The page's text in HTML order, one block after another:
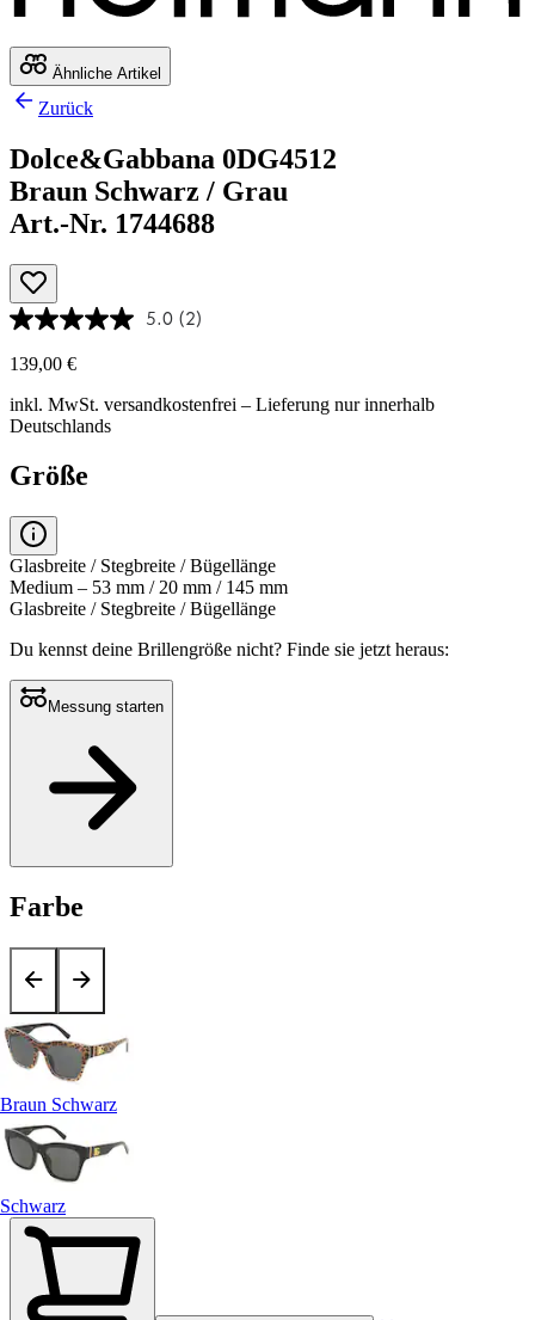
Ähnliche Artikel
Zurück
Dolce&Gabbana 0DG4512
Braun Schwarz / Grau
Art.-Nr. 1744688
5.0 (2)
139,00 €
inkl. MwSt. versandkostenfrei – Lieferung nur innerhalb
Deutschlands
Größe
Glasbreite / Stegbreite / Bügellänge
Medium – 53 mm / 20 mm / 145 mm
Glasbreite / Stegbreite / Bügellänge
Du kennst deine Brillengröße nicht? Finde sie jetzt heraus:
Messung starten
Farbe
Braun Schwarz
Schwarz